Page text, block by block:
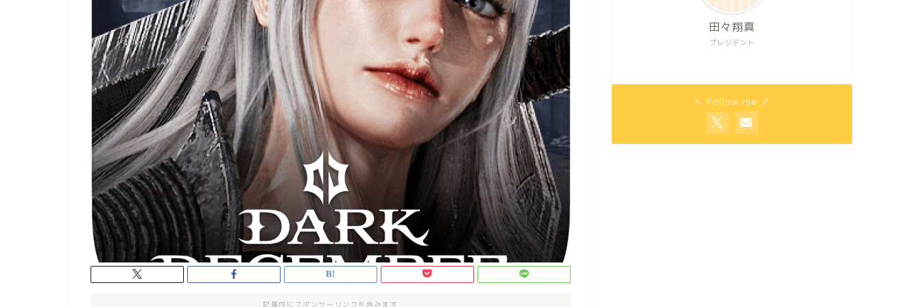
記事内にスポンサーリンクを含みます
プレジデント
田々翔真
＼ Follow me ／